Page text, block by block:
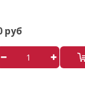
руб